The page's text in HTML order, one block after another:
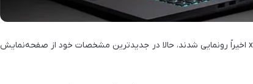
لپ‌تاپ‌های گیمینگ الین ور با نام‌های m17 R5 و x17 R2 اخیراً رونمایی شدند، حالا در جدیدترین مشخصات خود از صفحه‌نمایش